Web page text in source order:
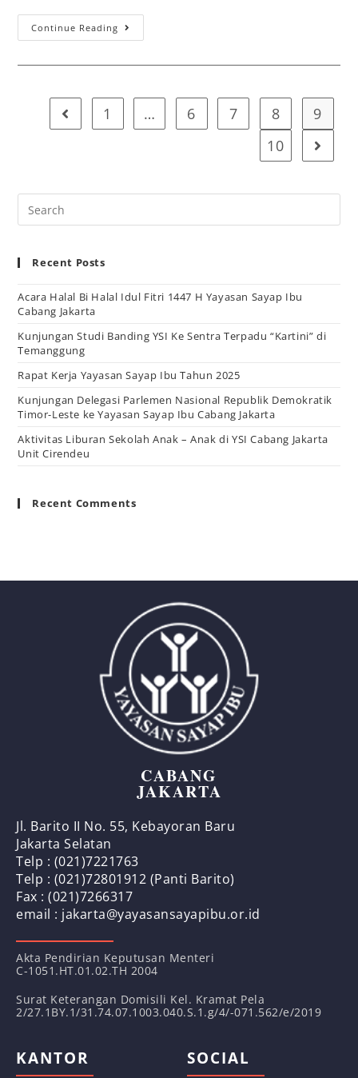
Continue Reading
1 … 6 7 8
9
10
Recent Posts
Acara Halal Bi Halal Idul Fitri 1447 H Yayasan Sayap Ibu
Cabang Jakarta
Kunjungan Studi Banding YSI Ke Sentra Terpadu “Kartini” di
Temanggung
Rapat Kerja Yayasan Sayap Ibu Tahun 2025
Kunjungan Delegasi Parlemen Nasional Republik Demokratik
Timor-Leste ke Yayasan Sayap Ibu Cabang Jakarta
Aktivitas Liburan Sekolah Anak – Anak di YSI Cabang Jakarta
Unit Cirendeu
Recent Comments
CABANG
JAKARTA
Jl. Barito II No. 55, Kebayoran Baru
Jakarta Selatan
Telp : (021)7221763
Telp : (021)72801912 (Panti Barito)
Fax : (021)7266317
email : jakarta@yayasansayapibu.or.id
Akta Pendirian Keputusan Menteri
C-1051.HT.01.02.TH 2004
Surat Keterangan Domisili Kel. Kramat Pela
2/27.1BY.1/31.74.07.1003.040.S.1.g/4/-071.562/e/2019
KANTOR SOCIAL